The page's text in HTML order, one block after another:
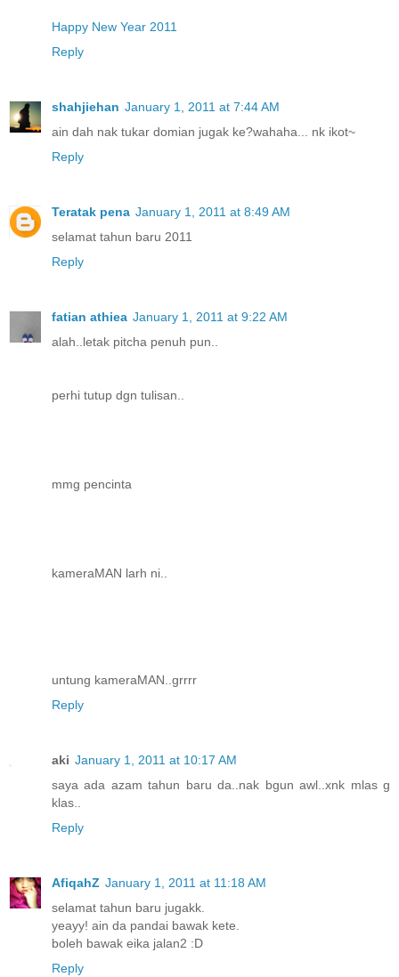
Happy New Year 2011
Reply
shahjiehan January 1, 2011 at 7:44 AM
ain dah nak tukar domian jugak ke?wahaha... nk ikot~
Reply
Teratak pena January 1, 2011 at 8:49 AM
selamat tahun baru 2011
Reply
fatian athiea January 1, 2011 at 9:22 AM
alah..letak pitcha penuh pun..
perhi tutup dgn tulisan..
mmg pencinta
kameraMAN larh ni..
untung kameraMAN..grrrr
Reply
aki January 1, 2011 at 10:17 AM
saya ada azam tahun baru da..nak bgun awl..xnk mlas g
klas..
Reply
AfiqahZ January 1, 2011 at 11:18 AM
selamat tahun baru jugakk.
yeayy! ain da pandai bawak kete.
boleh bawak eika jalan2 :D
Reply